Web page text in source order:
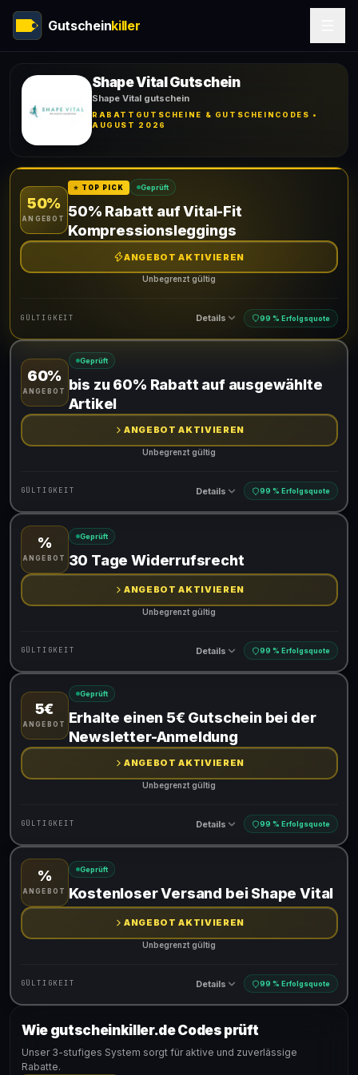
Gutscheinkiller
Shape Vital Gutschein
Shape Vital gutschein
RABATTGUTSCHEINE & GUTSCHEINCODES •
AUGUST 2026
50%
ANGEBOT
⭐ TOP PICK Geprüft
50% Rabatt auf Vital-Fit
Kompressionsleggings
ANGEBOT AKTIVIEREN
Unbegrenzt gültig
GÜLTIGKEIT Details 99 % Erfolgsquote
Gültig für teilnehmende Produkte
60%
ANGEBOT
Geprüft
bis zu 60% Rabatt auf ausgewählte
Artikel
ANGEBOT AKTIVIEREN
Unbegrenzt gültig
GÜLTIGKEIT Details 99 % Erfolgsquote
Gültig für teilnehmende Produkte
%
ANGEBOT
Geprüft
30 Tage Widerrufsrecht
ANGEBOT AKTIVIEREN
Unbegrenzt gültig
GÜLTIGKEIT Details 99 % Erfolgsquote
Gültig für teilnehmende Produkte
5€
ANGEBOT
Geprüft
Erhalte einen 5€ Gutschein bei der
Newsletter-Anmeldung
ANGEBOT AKTIVIEREN
Unbegrenzt gültig
GÜLTIGKEIT Details 99 % Erfolgsquote
Gültig für teilnehmende Produkte
%
ANGEBOT
Geprüft
Kostenloser Versand bei Shape Vital
ANGEBOT AKTIVIEREN
Unbegrenzt gültig
GÜLTIGKEIT Details 99 % Erfolgsquote
Gültig für teilnehmende Produkte
Wie gutscheinkiller.de Codes prüft
Unser 3-stufiges System sorgt für aktive und zuverlässige
Rabatte.